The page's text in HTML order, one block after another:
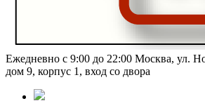
Ежедневно с 9:00 до 22:00 Москва, ул.
дом 9, корпус 1, вход со двора